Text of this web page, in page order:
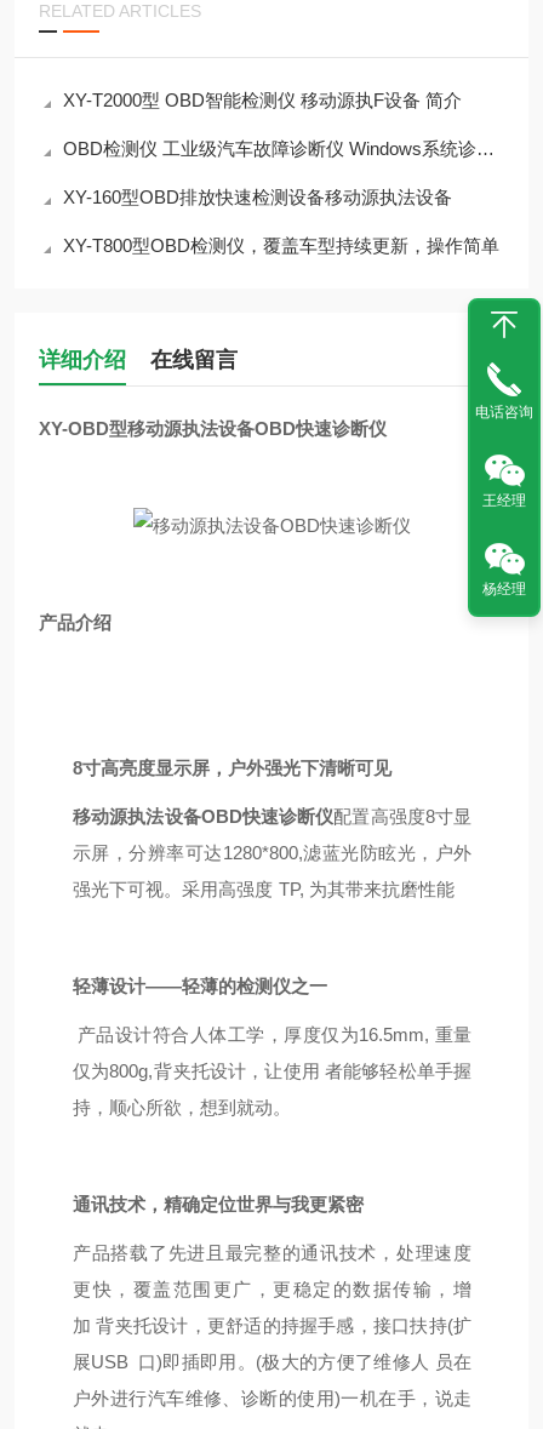
RELATED ARTICLES
XY-T2000型 OBD智能检测仪 移动源执F设备 简介
OBD检测仪 工业级汽车故障诊断仪 Windows系统诊断仪
XY-160型OBD排放快速检测设备移动源执法设备
XY-T800型OBD检测仪，覆盖车型持续更新，操作简单
详细介绍 在线留言
XY-OBD型移动源执法设备OBD快速诊断仪
产品介绍
8寸高亮度显示屏，户外强光下清晰可见
移动源执法设备OBD快速诊断仪配置高强度8寸显
示屏，分辨率可达1280*800,滤蓝光防眩光，户外
强光下可视。采用高强度 TP, 为其带来抗磨性能
轻薄设计——轻薄的检测仪之一
产品设计符合人体工学，厚度仅为16.5mm, 重量
仅为800g,背夹托设计，让使用 者能够轻松单手握
持，顺心所欲，想到就动。
通讯技术，精确定位世界与我更紧密
产品搭载了先进且最完整的通讯技术，处理速度
更快，覆盖范围更广，更稳定 的数据传输，增
加 背夹托设计，更舒适的持握手感，接口扶持(扩
展USB 口)即插即用。(极大的方便了维修人
员在
户外进行汽车维修、诊断的使用)一机在手，说走
电话咨询
王经理
杨经理